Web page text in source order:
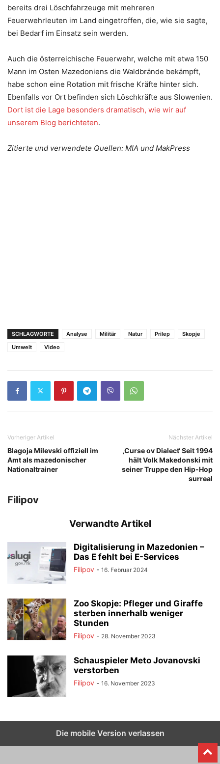
bereits drei Löschfahrzeuge mit mehreren
Feuerwehrleuten im Land eingetroffen, die, wie sie sagte,
bei Bedarf im Einsatz sein werden.
Auch die österreichische Feuerwehr, welche mit etwa 150
Mann im Osten Mazedoniens die Waldbrände bekämpft,
habe schon eine Rotation mit frische Kräfte hinter sich.
Ebenfalls vor Ort befinden sich Löschkräfte aus Slowenien.
Dort ist die Lage besonders dramatisch, wie wir auf
unserem Blog berichteten.
Zitierte und verwendete Quellen: MIA und MakPress
SCHLAGWORTE Analyse Militär Natur Prilep
Skopje
Umwelt
Video
Vorheriger Artikel
Blagoja Milevski offiziell im
Amt als mazedonischer
Nationaltrainer
Nächster Artikel
‚Curse ov Dialect‘ Seit 1994
hält Volk Makedonski mit
seiner Truppe den Hip-Hop
surreal
Filipov
Verwandte Artikel
Digitalisierung in Mazedonien –
Das E fehlt bei E-Services
Filipov - 16. Februar 2024
Zoo Skopje: Pfleger und Giraffe
sterben innerhalb weniger
Stunden
Filipov - 28. November 2023
Schauspieler Meto Jovanovski
verstorben
Filipov - 16. November 2023
Die mobile Version verlassen